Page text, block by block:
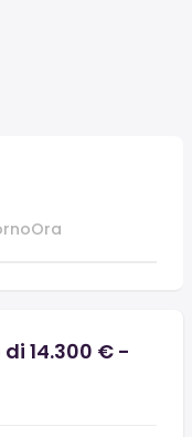
Ora
14.300 € -